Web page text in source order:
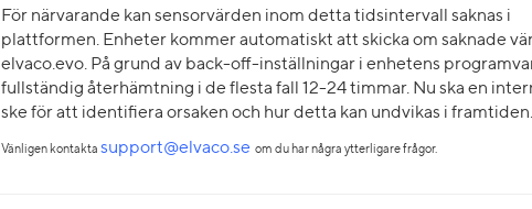
För närvarande kan sensorvärden inom detta tidsintervall saknas i
plattformen. Enheter kommer automatiskt att skicka om saknade
elvaco.evo. På grund av back-off-inställningar i enhetens
fullständig återhämtning i de flesta fall 12-24 timmar. Nu ska en
ske för att identifiera orsaken och hur detta kan undvikas i framtiden.
Vänligen kontakta support@elvaco.se om du har några ytterligare frågor.